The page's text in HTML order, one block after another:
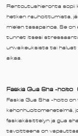
Rentoutushieronta sopii
hetken rauhoittumista,
mielen tasapainoa. Se
tunnet itsesi
univaikeuksista tai
aikaa.​​​
Faskia Gua Sha -
Faskia Gua Sha -hoito
kehonhuoltomenetelmä,
faskiakäsittelyn ja gua
tavoitteena on